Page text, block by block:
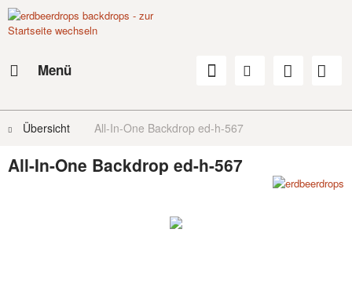
Menü
Übersicht All-In-One Backdrop ed-h-567
All-In-One Backdrop ed-h-567